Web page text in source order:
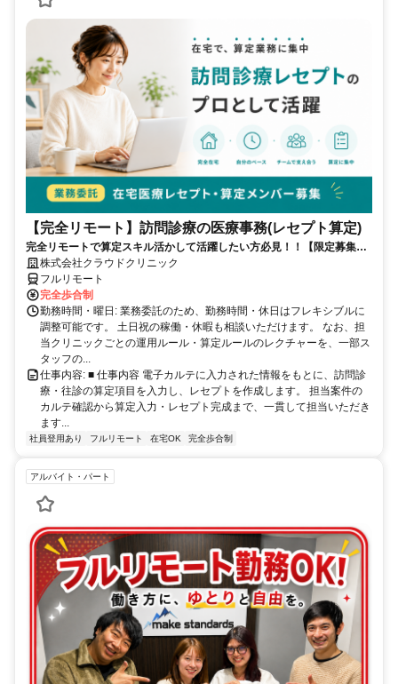
【完全リモート】訪問診療の医療事務(レセプト算定)
完全リモートで算定スキル活かして活躍したい方必見！！【限定募集】
完全リモート｜在宅医療レセプト算定（成果報酬型／業務委託）
株式会社クラウドクリニック
フルリモート
完全歩合制
勤務時間・曜日: 業務委託のため、勤務時間・休日はフレキシブルに
調整可能です。 土日祝の稼働・休暇も相談いただけます。 なお、担
当クリニックごとの運用ルール・算定ルールのレクチャーを、一部ス
タッフの...
仕事内容: ■ 仕事内容 電子カルテに入力された情報をもとに、訪問診
療・往診の算定項目を入力し、レセプトを作成します。 担当案件の
カルテ確認から算定入力・レセプト完成まで、一貫して担当いただき
ます...
社員登用あり フルリモート 在宅OK 完全歩合制
アルバイト・パート